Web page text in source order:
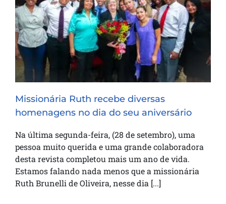
Missionária Ruth recebe diversas
homenagens no dia do seu aniversário
Missionária Ruth recebe diversas
homenagens no dia do seu aniversário
Na última segunda-feira, (28 de setembro), uma
pessoa muito querida e uma grande colaboradora
desta revista completou mais um ano de vida.
Estamos falando nada menos que a missionária
Ruth Brunelli de Oliveira, nesse dia [...]